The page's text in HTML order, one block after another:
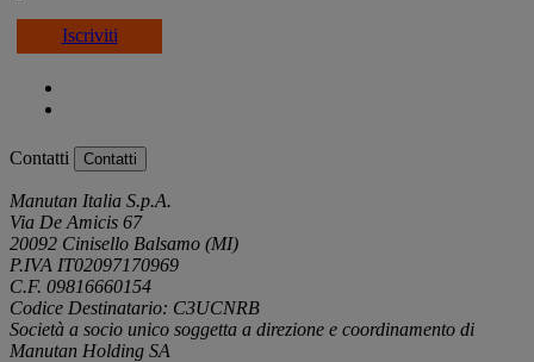
Iscriviti
Contatti Contatti
Manutan Italia S.p.A.
Via De Amicis 67
20092 Cinisello Balsamo (MI)
P.IVA IT02097170969
C.F. 09816660154
Codice Destinatario: C3UCNRB
Società a socio unico soggetta a direzione e coordinamento di
Manutan Holding SA